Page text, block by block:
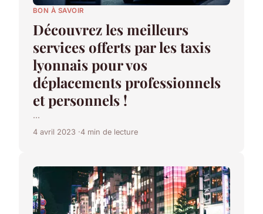
BON À SAVOIR
Découvrez les meilleurs
services offerts par les taxis
lyonnais pour vos
déplacements professionnels
et personnels !
...
4 avril 2023 4 min de lecture